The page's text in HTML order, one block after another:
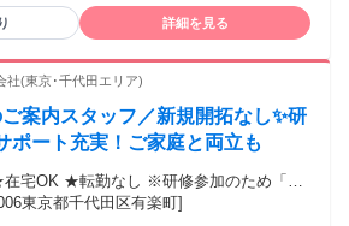
（ホワイトカラー）のご経験 ■ カスタマ
ト（BtoC事業）のご経験 ■ 営業事務･内勤
界のご経験 ❯❯❯ こんな方にピ
たい ✅ 人と関わる仕事がしたい ✅ 自宅
ている ✅ 前職の経験を活かせる仕事がし
プランナー
プランナー（FP） ・保険セールス、保険
詳細を見る
社(東京･千代田エリア)
案内スタッフ／新規開拓なし✨研
ポート充実！ご家庭と両立も
宅OK ★転勤なし ※研修参加のため「新
社あり
東京都千代田区有楽町]